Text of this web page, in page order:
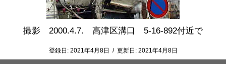
撮影 2000.4.7. 高津区溝口 5-16-892付近で
登録日: 2021年4月8日 / 更新日: 2021年4月8日